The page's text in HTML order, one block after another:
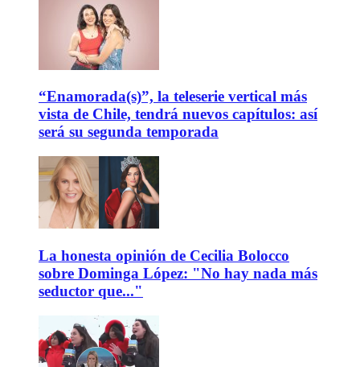
“Enamorada(s)”, la teleserie vertical más
vista de Chile, tendrá nuevos capítulos: así
será su segunda temporada
La honesta opinión de Cecilia Bolocco
sobre Dominga López: "No hay nada más
seductor que..."